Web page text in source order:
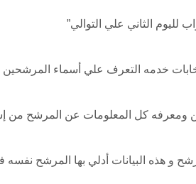
لليوم الثاني علي التوالي”
خدمه التعرف علي أسماء المرشحين
ومعرفه كل المعلومات عن المرشح من
و هذه البيانات أدلي بها المرشح نفسه